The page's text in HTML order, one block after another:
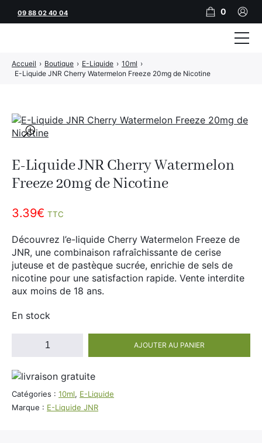
🔍
E-Liquide JNR Cherry Watermelon
Freeze 20mg de Nicotine
3.39€ TTC
Découvrez l’e-liquide Cherry Watermelon Freeze de
JNR, une combinaison rafraîchissante de cerise
juteuse et de pastèque sucrée, enrichie de sels de
nicotine pour une satisfaction rapide. Vente interdite
aux moins de 18 ans.
En stock
quantité
Liquide
JNR
Cherry
AJOUTER AU PANIER
Catégories : 10ml, E-Liquide
Marque : E-Liquide JNR
Accueil › Boutique › E-Liquide › 10ml ›
E-Liquide JNR Cherry Watermelon Freeze 20mg de Nicotine
09 88 02 40 04 0
Tubeuses
Feuilles
Filtres
Rouleuses
Briquets
Vape
JNR
Adalya
Al Fakher
Cristal Puff
50ml
CBD
Divers
Nouveautés